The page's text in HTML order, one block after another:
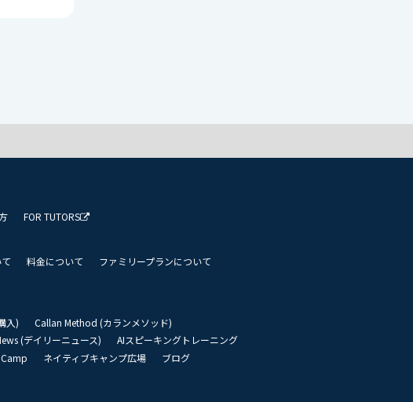
FOR TUTORS
料金について
ファミリープランについて
入)
Callan Method (カランメソッド)
(デイリーニュース)
AIスピーキングトレーニング
ネイティブキャンプ広場
ブログ